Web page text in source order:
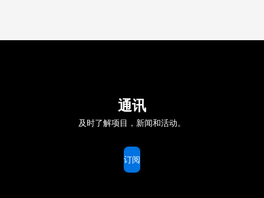
通讯
及时了解项目，新闻和活动。
订阅